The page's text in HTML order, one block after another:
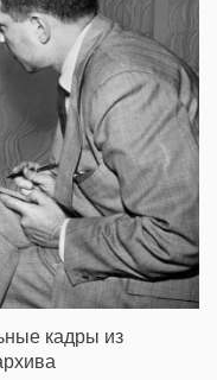
кадры из